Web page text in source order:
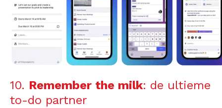
10. Remember the milk: de ultieme
to-do partner